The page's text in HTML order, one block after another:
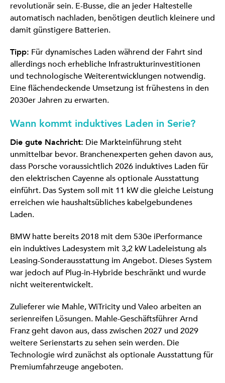
revolutionär sein. E-Busse, die an jeder Haltestelle
automatisch nachladen, benötigen deutlich kleinere und
damit günstigere Batterien.
Tipp: Für dynamisches Laden während der Fahrt sind
allerdings noch erhebliche Infrastrukturinvestitionen
und technologische Weiterentwicklungen notwendig.
Eine flächendeckende Umsetzung ist frühestens in den
2030er Jahren zu erwarten.
Wann kommt induktives Laden in Serie?
Die gute Nachricht: Die Markteinführung steht
unmittelbar bevor. Branchenexperten gehen davon aus,
dass Porsche voraussichtlich 2026 induktives Laden für
den elektrischen Cayenne als optionale Ausstattung
einführt. Das System soll mit 11 kW die gleiche Leistung
erreichen wie haushaltsübliches kabelgebundenes
Laden.
BMW hatte bereits 2018 mit dem 530e iPerformance
ein induktives Ladesystem mit 3,2 kW Ladeleistung als
Leasing-Sonderausstattung im Angebot. Dieses System
war jedoch auf Plug-in-Hybride beschränkt und wurde
nicht weiterentwickelt.
Zulieferer wie Mahle, WiTricity und Valeo arbeiten an
serienreifen Lösungen. Mahle-Geschäftsführer Arnd
Franz geht davon aus, dass zwischen 2027 und 2029
weitere Serienstarts zu sehen sein werden. Die
Technologie wird zunächst als optionale Ausstattung für
Premiumfahrzeuge angeboten.